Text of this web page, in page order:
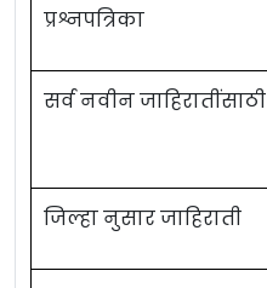
प्रश्नपत्रिका
सर्व नवीन जाहिरातींसाठी
जिल्हा नुसार जाहिराती